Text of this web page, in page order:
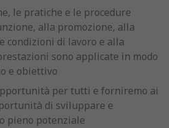
le pratiche e le procedure
alla promozione, alla
condizioni di lavoro e alla
sono applicate in modo
e obiettivo
per tutti e forniremo ai
di sviluppare e
pieno potenziale